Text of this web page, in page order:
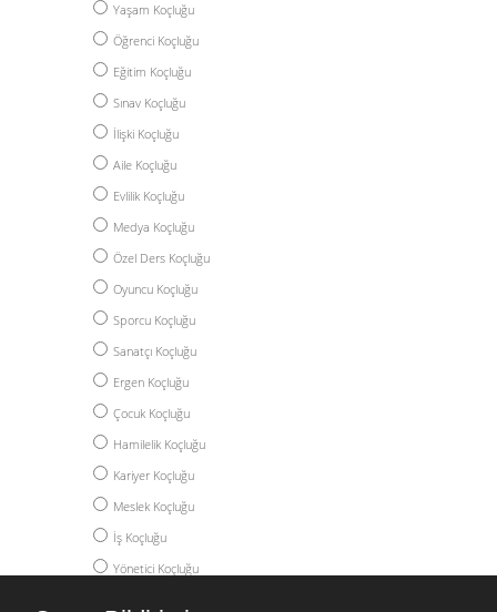
Yaşam Koçluğu
Öğrenci Koçluğu
Eğitim Koçluğu
Sınav Koçluğu
İlişki Koçluğu
Aile Koçluğu
Evlilik Koçluğu
Medya Koçluğu
Özel Ders Koçluğu
Oyuncu Koçluğu
Sporcu Koçluğu
Sanatçı Koçluğu
Ergen Koçluğu
Çocuk Koçluğu
Hamilelik Koçluğu
Kariyer Koçluğu
Meslek Koçluğu
İş Koçluğu
Yönetici Koçluğu